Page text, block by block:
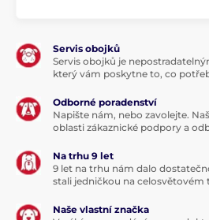
Servis obojků
Servis obojků je
který vám poskytne to, co
Odborné poradenství
Napište nám, nebo zavolejte.
oblasti zákaznické podpory a
Na trhu 9 let
9 let na trhu nám dalo
stali jedničkou na celosvětovém
Naše vlastní značka